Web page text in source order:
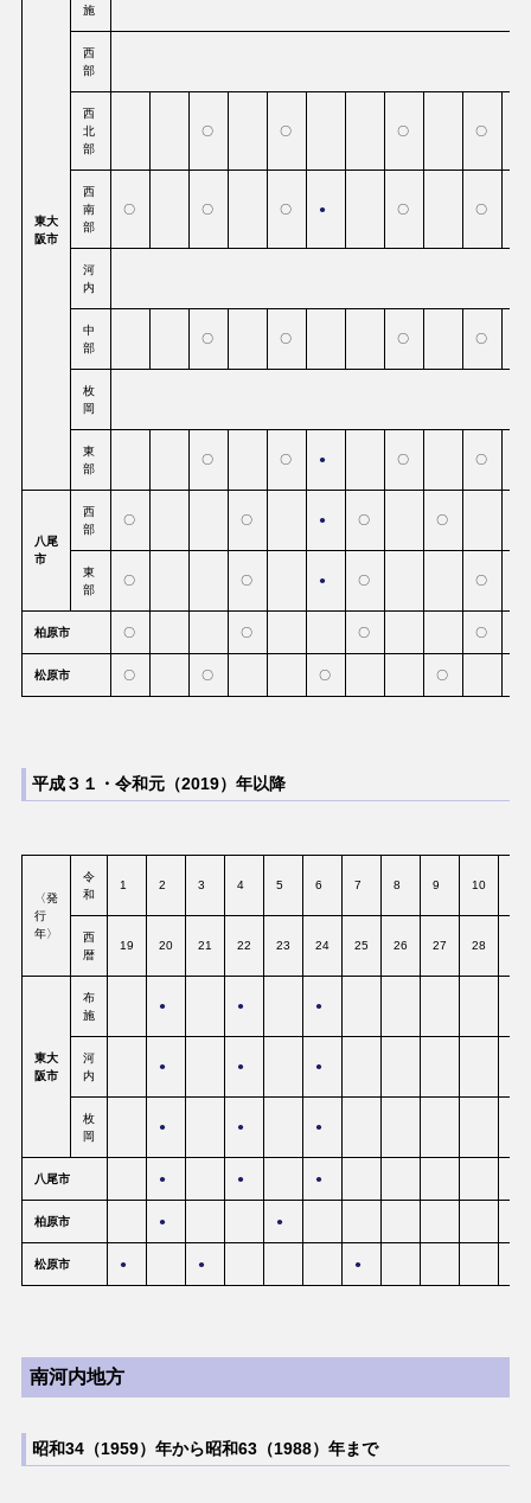
東大
阪市
施
西
部
西
北
部
〇 〇 〇 〇
西
南
部
〇 〇 〇 ● 〇 〇
河
内
中
部
〇 〇 〇 〇
枚
岡
東
部
〇 〇 ● 〇 〇
八尾
市
西
部
〇 〇 ● 〇 〇
東
部
〇 〇 ● 〇 〇
柏原市 〇 〇 〇 〇
松原市 〇 〇 〇 〇
平成３１・令和元（2019）年以降
〈発
行
年〉
令
和
1 2 3 4 5 6 7 8 9 10
西
暦
19 20 21 22 23 24 25 26 27 28
東大
阪市
布
施
● ● ●
河
内
● ● ●
枚
岡
● ● ●
八尾市 ● ● ●
柏原市 ● ●
松原市 ● ● ●
南河内地方
昭和34（1959）年から昭和63（1988）年まで